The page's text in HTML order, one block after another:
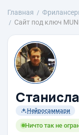
Главная
Сайт под ключ
Нейросаммари
Ничто так не